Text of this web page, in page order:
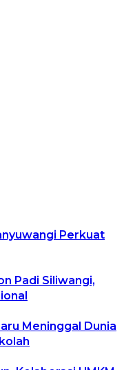
Perkuat
Padi Siliwangi,
Meninggal Dunia